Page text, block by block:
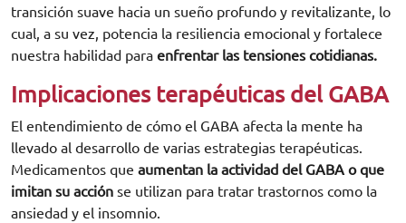
transición suave hacia un sueño profundo y revitalizante, lo
cual, a su vez, potencia la resiliencia emocional y fortalece
nuestra habilidad para enfrentar las tensiones cotidianas.
Implicaciones terapéuticas del GABA
El entendimiento de cómo el GABA afecta la mente ha
llevado al desarrollo de varias estrategias terapéuticas.
Medicamentos que aumentan la actividad del GABA o que
imitan su acción se utilizan para tratar trastornos como la
ansiedad y el insomnio.